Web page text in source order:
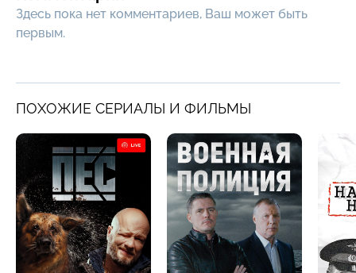
Здесь пока нет комментариев, Ваш может быть
первым.
ПОХОЖИЕ СЕРИАЛЫ И ФИЛЬМЫ